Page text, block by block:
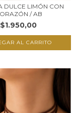
DULCE LIMÓN CON
/ AB
$1.950,00